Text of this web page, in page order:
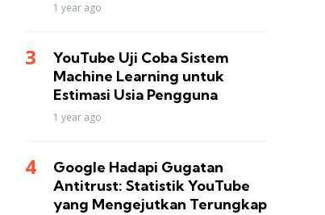
1 year ago
YouTube Uji Coba Sistem
Machine Learning untuk
Estimasi Usia Pengguna
1 year ago
Google Hadapi Gugatan
Antitrust: Statistik YouTube
yang Mengejutkan Terungkap